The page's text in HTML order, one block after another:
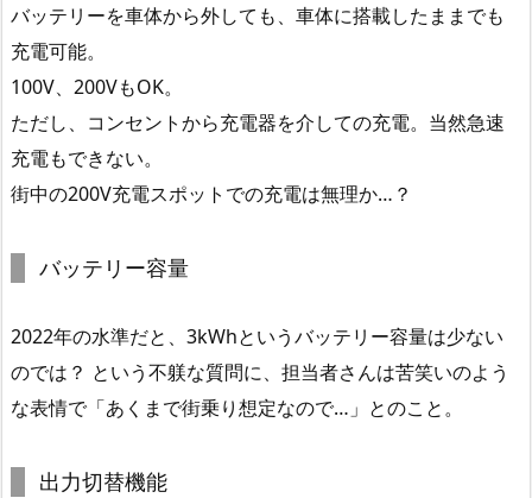
バッテリーを車体から外しても、車体に搭載したままでも
充電可能。
100V、200VもOK。
ただし、コンセントから充電器を介しての充電。当然急速
充電もできない。
街中の200V充電スポットでの充電は無理か…？
バッテリー容量
2022年の水準だと、3kWhというバッテリー容量は少ない
のでは？ という不躾な質問に、担当者さんは苦笑いのよう
な表情で「あくまで街乗り想定なので…」とのこと。
出力切替機能